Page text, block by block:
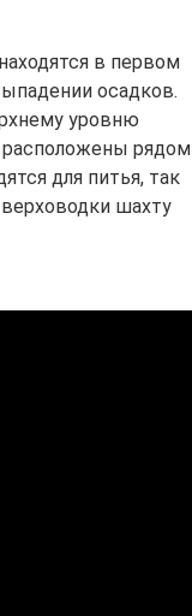
в первом
осадков.
уровню
рядом
для питья, так
шахту